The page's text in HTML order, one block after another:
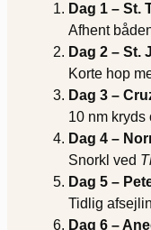
Dag 1 – St.
Afhent
Dag 2 – St.
Korte hop
Dag 3 –
10 nm kryds
Dag 4 –
Snorkl ved
Dag 5 –
Tidlig
Dag 6 –